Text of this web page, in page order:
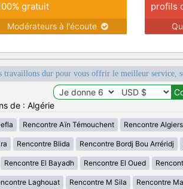
gratuit
Modérateurs à l'écoute
profils
travaillons dur pour vous offrir le meilleur service,
de : Algérie
Rencontre Aïn Témouchent Rencontre Algiers
Rencontre Blida Rencontre Bordj Bou Arréridj
Rencontre El Bayadh Rencontre El Oued
Laghouat Rencontre M Sila Rencontre